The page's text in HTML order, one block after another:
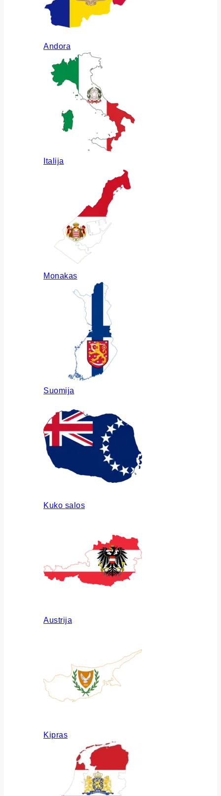
Andora
Italija
Monakas
Suomija
Kuko salos
Austrija
Kipras